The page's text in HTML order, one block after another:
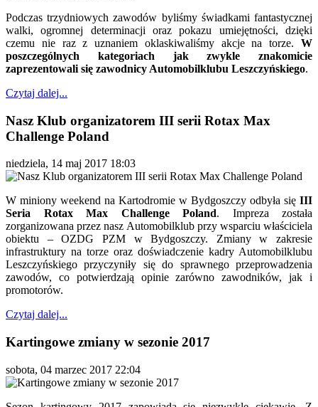
Podczas trzydniowych zawodów byliśmy świadkami fantastycznej
walki, ogromnej determinacji oraz pokazu umiejętności, dzięki
czemu nie raz z uznaniem oklaskiwaliśmy akcje na torze. W
poszczególnych kategoriach jak zwykle znakomicie
zaprezentowali się zawodnicy Automobilklubu Leszczyńskiego.
Czytaj dalej...
Nasz Klub organizatorem III serii Rotax Max
Challenge Poland
niedziela, 14 maj 2017 18:03
W miniony weekend na Kartodromie w Bydgoszczy odbyła się III
Seria Rotax Max Challenge Poland. Impreza została
zorganizowana przez nasz Automobilklub przy wsparciu właściciela
obiektu – OZDG PZM w Bydgoszczy. Zmiany w zakresie
infrastruktury na torze oraz doświadczenie kadry Automobilklubu
Leszczyńskiego przyczyniły się do sprawnego przeprowadzenia
zawodów, co potwierdzają opinie zarówno zawodników, jak i
promotorów.
Czytaj dalej...
Kartingowe zmiany w sezonie 2017
sobota, 04 marzec 2017 22:04